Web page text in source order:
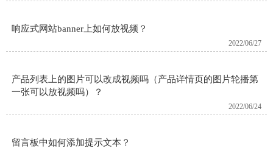
响应式网站banner上如何放视频？
2022/06/27
产品列表上的图片可以改成视频吗（产品详情页的图片轮播第
一张可以放视频吗）？
2022/06/24
留言板中如何添加提示文本？